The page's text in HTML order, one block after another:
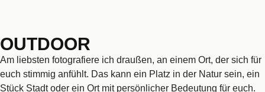
OUTDOOR
Am liebsten fotografiere ich draußen, an einem Ort, der sich für
euch stimmig anfühlt. Das kann ein Platz in der Natur sein, ein
Stück Stadt oder ein Ort mit persönlicher Bedeutung für euch.